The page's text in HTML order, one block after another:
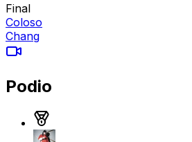
Final
Coloso
Chang
Podio